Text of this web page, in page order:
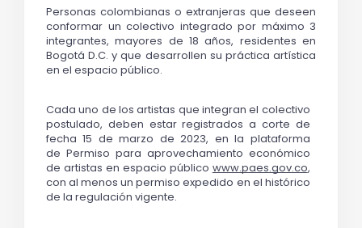
Personas colombianas o extranjeras que deseen
conformar un colectivo integrado por máximo 3
integrantes, mayores de 18 años, residentes en
Bogotá D.C. y que desarrollen su práctica artística
en el espacio público.
Cada uno de los artistas que integran el colectivo
postulado, deben estar registrados a corte de
fecha 15 de marzo de 2023, en la plataforma
de Permiso para aprovechamiento económico
de artistas en espacio público www.paes.gov.co,
con al menos un permiso expedido en el histórico
de la regulación vigente.